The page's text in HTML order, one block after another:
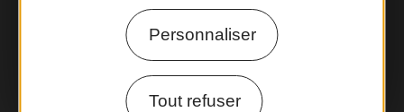
Personnaliser
Tout refuser
Comment venir ?